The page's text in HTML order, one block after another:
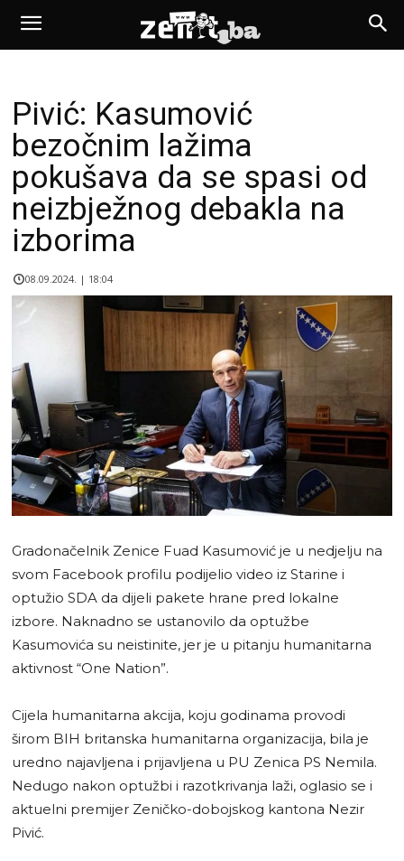
Pivić: Kasumović
bezočnim lažima
pokušava da se spasi od
neizbježnog debakla na
izborima
08.09.2024. | 18:04
Gradonačelnik Zenice Fuad Kasumović je u nedjelju na
svom Facebook profilu podijelio video iz Starine i
optužio SDA da dijeli pakete hrane pred lokalne
izbore. Naknadno se ustanovilo da optužbe
Kasumovića su neistinite, jer je u pitanju humanitarna
aktivnost “One Nation”.
Cijela humanitarna akcija, koju godinama provodi
širom BIH britanska humanitarna organizacija, bila je
uredno najavljena i prijavljena u PU Zenica PS Nemila.
Nedugo nakon optužbi i razotkrivanja laži, oglasio se i
aktuelni premijer Zeničko-dobojskog kantona Nezir
Pivić.